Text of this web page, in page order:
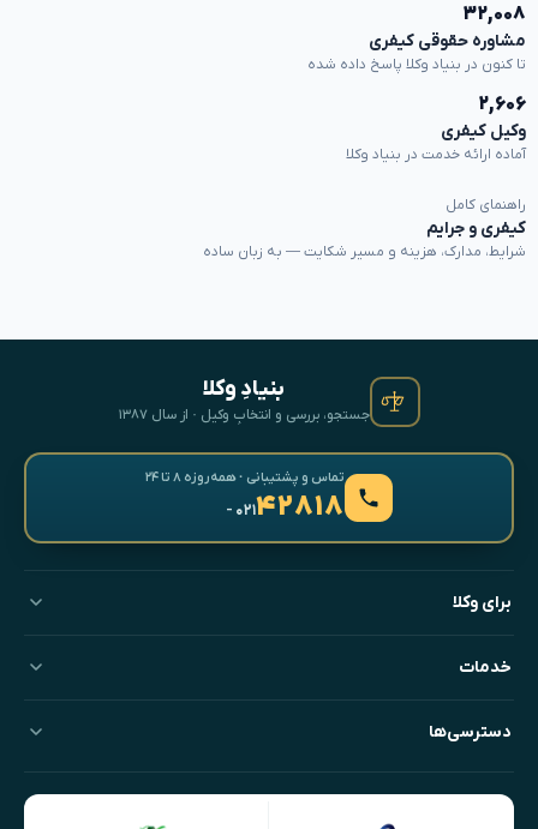
۳۲,۰۰۸
مشاوره حقوقی کیفری
تا کنون در بنیاد وکلا پاسخ داده شده
۲,۶۰۶
وکیل کیفری
آماده ارائه خدمت در بنیاد وکلا
راهنمای کامل
کیفری و جرایم
شرایط، مدارک، هزینه و مسیر شکایت — به زبان ساده
بنیادِ وکلا
جستجو، بررسی و انتخابِ وکیل · از سال ۱۳۸۷
تماس و پشتیبانی · همه‌روزه ۸ تا ۲۴
۴۲۸۱۸- ۰۲۱
برای وکلا
خدمات
دسترسی‌ها